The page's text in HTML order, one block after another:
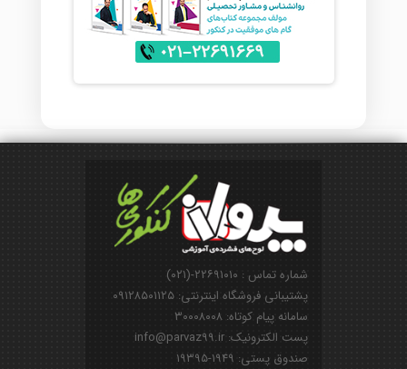
شماره تماس : ۲۲۶۹۱۰۱۰-(۰۲۱)
پشتیبانی فروشگاه اینترنتی: ۰۹۱۲۸۵۰۱۱۲۵
سامانه پیام کوتاه: ۳۰۰۰۸۰۰۸
پست الکترونیک: info@parvaz99.ir
صندوق پستی: ۱۹۴۹-۱۹۳۹۵